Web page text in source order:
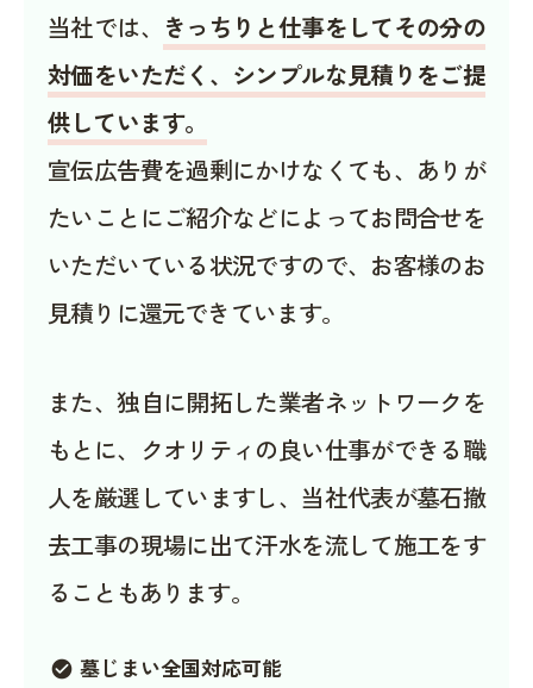
当社では、 きっちりと仕事をしてその分の
対価をいただく、シンプルな見積りをご提
供しています。
宣伝広告費を過剰にかけなくても、ありが
たいことにご紹介などによってお問合せを
いただいている状況ですので、お客様のお
見積りに還元できています。
また、独自に開拓した業者ネットワークを
もとに、クオリティの良い仕事ができる職
人を厳選していますし、当社代表が墓石撤
去工事の現場に出て汗水を流して施工をす
ることもあります。
check_circle 墓じまい全国対応可能